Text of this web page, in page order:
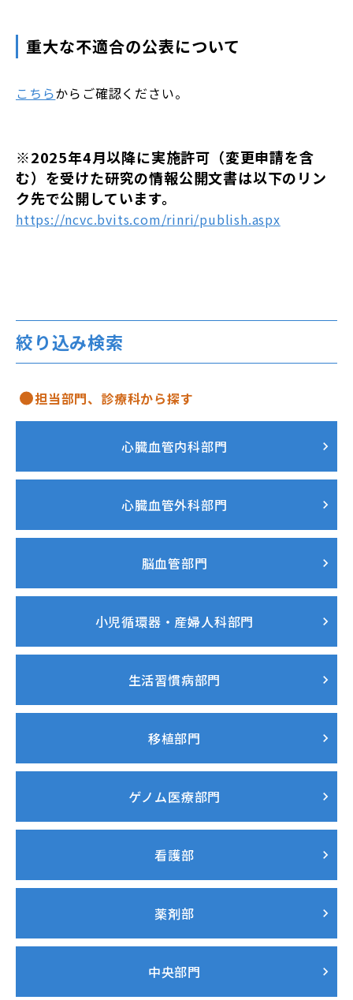
重大な不適合の公表について
こちらからご確認ください。
※2025年4月以降に実施許可（変更申請を含
む）を受けた研究の情報公開文書は以下のリン
ク先で公開しています。
https://ncvc.bvits.com/rinri/publish.aspx
絞り込み検索
担当部門、診療科から探す
心臓血管内科部門
心臓血管外科部門
脳血管部門
小児循環器・産婦人科部門
生活習慣病部門
移植部門
ゲノム医療部門
看護部
薬剤部
中央部門